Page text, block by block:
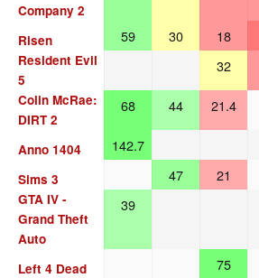
Company 2
Risen 59 30 18
Resident Evil
5
32
Colin McRae:
DIRT 2
68 44 21.4
Anno 1404 142.7
Sims 3 47 21
GTA IV -
Grand Theft
Auto
39
Left 4 Dead 75